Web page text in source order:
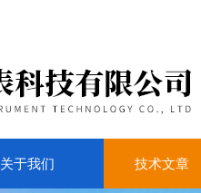
关于我们 技术文章